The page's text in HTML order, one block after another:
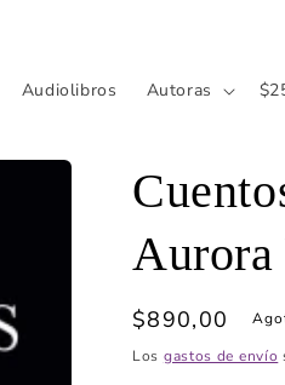
Audiolibros Autoras
Precio
habitual
$890,00
Los gastos de envío